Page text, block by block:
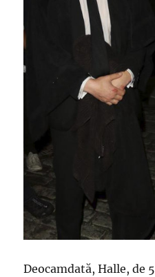
Deocamdată, Halle, de